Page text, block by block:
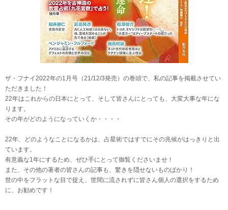
ザ・フナイ2022年の1月号（21/12/3発売）の巻頭で、私の記事を掲載させてい
ただきました！
22年はこれからの日本にとって、そして皆さんにとっても、大変大事な年にな
ります。
その年がどのようになっていくか・・・・
22年、どのようなことになるかは、占星術ではすでにその兆候がはっきりと出
ています。
有意義な1年にするため、ぜひ手にとって御覧くださいませ！
また、その他の著者の皆さんの記事も、驚きを隠せないものばかり！
世の中をフラットな目で捉え、世間に流されずに皆さん個人の選択をするため
に、お勧めです！